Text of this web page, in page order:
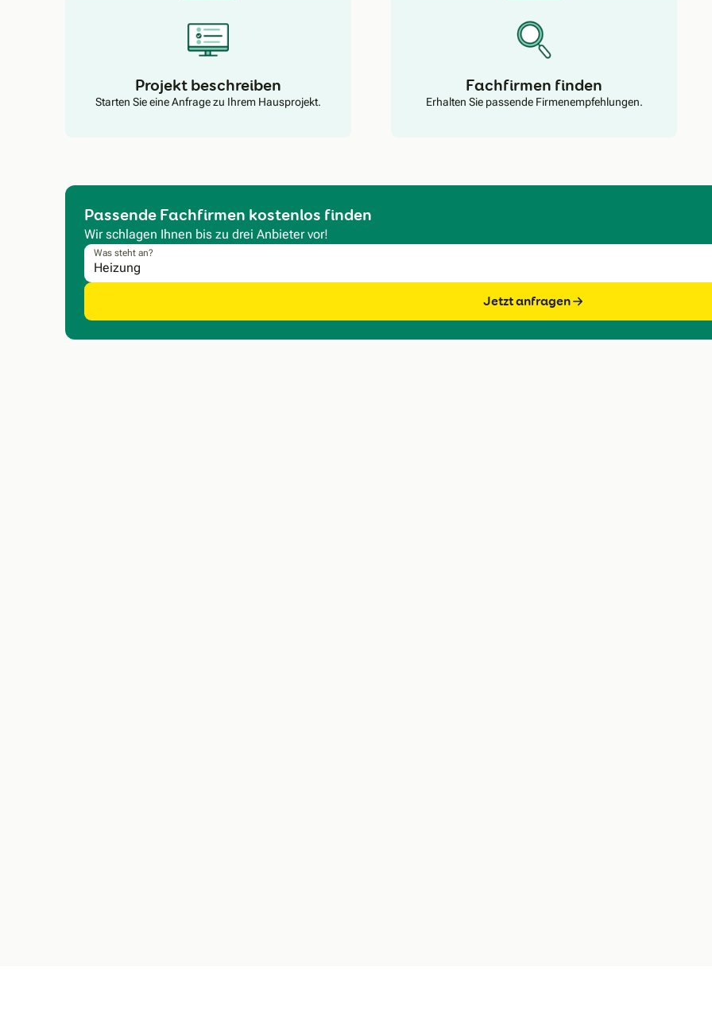
Projekt beschreiben
Starten Sie eine Anfrage zu Ihrem Hausprojekt.
Fachfirmen finden
Erhalten Sie passende Firmenempfehlungen.
Passende Fachfirmen kostenlos finden
Wir schlagen Ihnen bis zu drei Anbieter vor!
Was steht an?
Jetzt anfragen